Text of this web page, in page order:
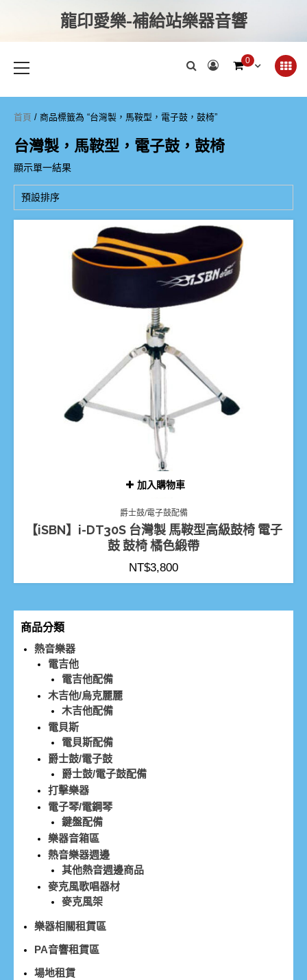
龍印愛樂-補給站樂器音響
0
首頁 / 商品標籤為 “台灣製，馬鞍型，電子鼓，鼓椅”
台灣製，馬鞍型，電子鼓，鼓椅
顯示單一結果
加入購物車
爵士鼓/電子鼓配備
【iSBN】i-DT30S 台灣製 馬鞍型高級鼓椅 電子
鼓 鼓椅 橘色緞帶
NT$3,800
商品分類
熱音樂器
電吉他
電吉他配備
木吉他/烏克麗麗
木吉他配備
電貝斯
電貝斯配備
爵士鼓/電子鼓
爵士鼓/電子鼓配備
打擊樂器
電子琴/電鋼琴
鍵盤配備
樂器音箱區
熱音樂器週邊
其他熱音週邊商品
麥克風歌唱器材
麥克風架
樂器相關租賃區
PA音響租賃區
場地租賃